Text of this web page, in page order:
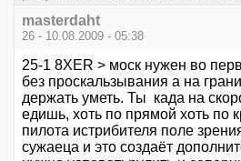
masterdaht
26 - 10.08.2009 - 05:38
25-1 8XER > моск нужен во
без проскальзывания а на
держать уметь. Ты када на
едишь, хоть по прямой хоть по
пилота истрибителя поле
сужаеца и это создаёт